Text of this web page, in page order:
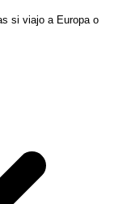
si viajo a Europa o